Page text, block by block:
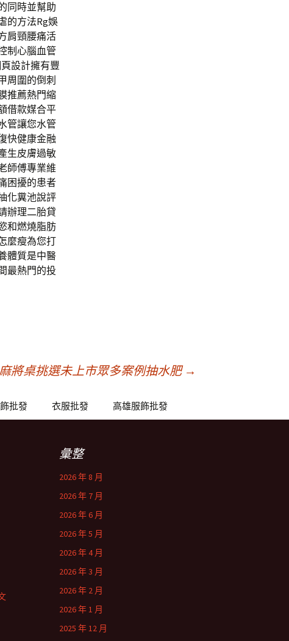
同時並幫助
的方法Rg娛
肩頸腰痛活
制心腦血管
設計擁有豐
周圍的倒刺
推薦熱門縮
借款媒合平
管讓您水管
快健康金融
生皮膚過敏
師傅專業維
困擾的患者
化糞池說評
辦理二胎貸
和燃燒脂肪
麼瘦為您打
體質是中醫
最熱門的投
將桌挑選未上市眾多案例抽水肥 →
批發 衣服批發 高雄服飾批發
彙整
2026 年 8 月
2026 年 7 月
2026 年 6 月
2026 年 5 月
2026 年 4 月
2026 年 3 月
2026 年 2 月
2026 年 1 月
2025 年 12 月